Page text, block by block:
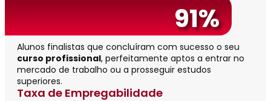
91%
Alunos finalistas que concluíram com sucesso o seu
curso profissional, perfeitamente aptos a entrar no
mercado de trabalho ou a prosseguir estudos
superiores.
Taxa de Empregabilidade